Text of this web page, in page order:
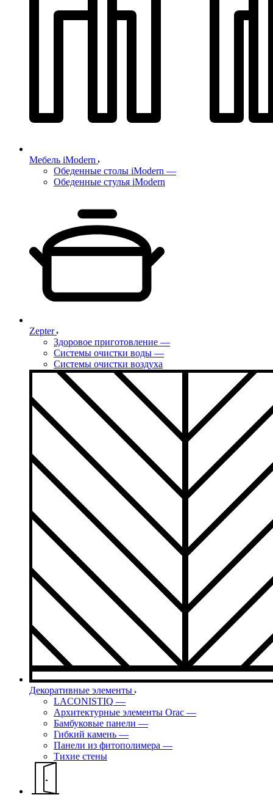
Мебель iModern
Обеденные столы iModern —
Обеденные стулья iModern
Zepter
Здоровое приготовление —
Системы очистки воды —
Системы очистки воздуха
Декоративные элементы
LACONISTIQ —
Архитектурные элементы Orac —
Бамбуковые панели —
Гибкий камень —
Панели из фитополимера —
Тихие стены